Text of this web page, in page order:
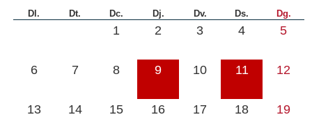
Dl. Dt. Dc. Dj. Dv. Ds. Dg.
1 2 3 4 5
6 7 8 9 10 11 12
13 14 15 16 17 18 19